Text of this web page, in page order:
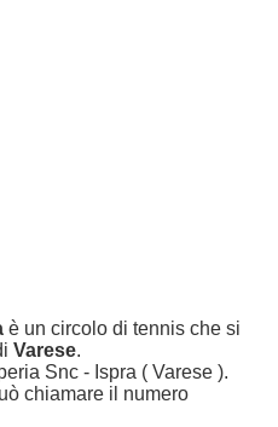
è un circolo di tennis che si
Varese.
Snc - Ispra ( Varese ).
chiamare il numero